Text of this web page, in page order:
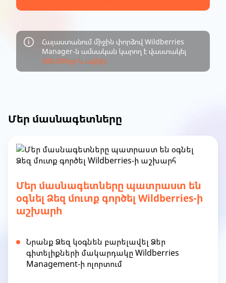
Հայաստանում միջին փորձով Wildberries
Manager-ն ամսական կարող է վաստակել
300.000դր և ավելի:
Մեր մասնագետները
Մեր մասնագետները պատրաստ են
օգնել Ձեզ մուտք գործել Wildberries-ի
աշխարհ
Նրանք Ձեզ կօգնեն բարելավել Ձեր
գիտելիքների մակարդակը Wildberries
Management-ի ոլորտում